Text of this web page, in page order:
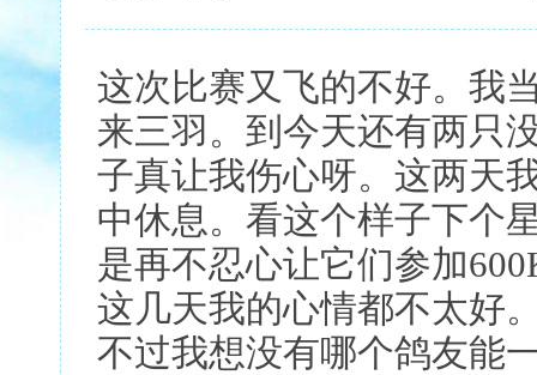
这次比赛又飞的不好。我
来三羽。到今天还有两只
子真让我伤心呀。这两天
中休息。看这个样子下个
是再不忍心让它们参加
这几天我的心情都不太好
不过我想没有哪个鸽友能